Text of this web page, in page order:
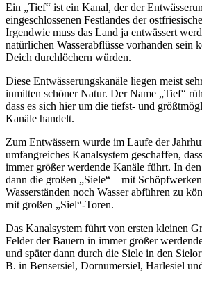
Ein „Tief“ ist ein Kanal, der der
eingeschlossenen Festlandes der
Irgendwie muss das Land ja entwässert
natürlichen Wasserabflüsse vorhanden sein
Deich durchlöchern würden.
Diese Entwässerungskanäle liegen meist
inmitten schöner Natur. Der Name „Tief“
dass es sich hier um die tiefst- und
Kanäle handelt.
Zum Entwässern wurde im Laufe der
umfangreiches Kanalsystem geschaffen,
immer größer werdende Kanäle führt. In
dann die großen „Siele“ – mit
Wasserständen noch Wasser abführen zu
mit großen „Siel“-Toren.
Das Kanalsystem führt von ersten kleinen
Felder der Bauern in immer größer
und später dann durch die Siele in den
B. in Bensersiel, Dornumersiel, Harlesiel